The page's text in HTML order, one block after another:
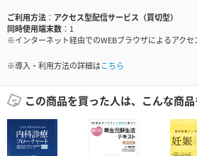
ご利用方法
アクセス型配信サービス（買切型）
同時使用端末数
1
※インターネット経由でのWEBブラウザによるアクセ
※導入・利用方法の詳細はこちら
この商品を買った人は、こんな商品